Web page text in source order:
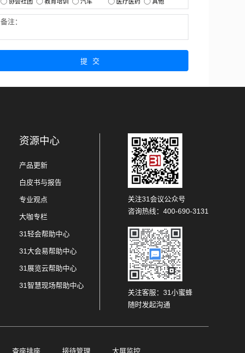
协会社团
教育培训 汽车 医疗医药 其他
备注：
提交
资源中心
产品更新
白皮书与报告
专业观点
大咖专栏
31轻会帮助中心
31大会易帮助中心
31展览云帮助中心
31智慧现场帮助中心
关注31会议公众号
咨询热线：400-690-3131
关注客服：31小蜜蜂
随时发起沟通
查座排座 接待管理 大屏监控